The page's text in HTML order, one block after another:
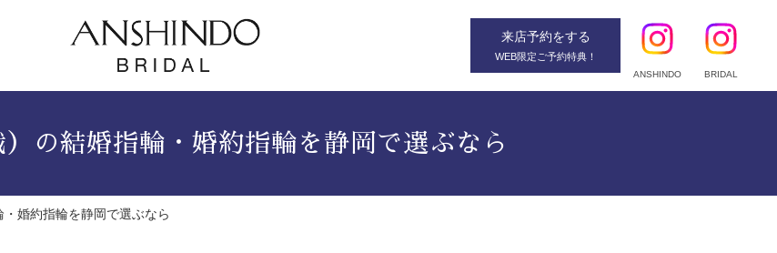
ANSHINDO BRIDAL
来店予約をする
WEB限定ご予約特典！
の結婚指輪・婚約指輪を静岡で選ぶなら
婚約指輪を静岡で選ぶなら